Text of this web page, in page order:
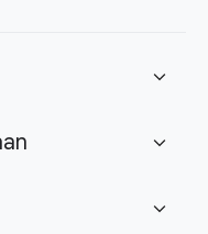
expand_more
expand_more
expand_more